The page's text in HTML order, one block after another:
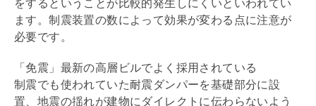
をするということが比較的発生しにくいといわれてい
ます。制震装置の数によって効果が変わる点に注意が
必要です。
「免震」最新の高層ビルでよく採用されている
制震でも使われていた耐震 ダンパーを基礎部分に設
置、地震の揺れが建物にダイレクトに伝わらないよう